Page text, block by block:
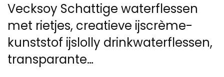
Vecksoy Schattige waterflessen
met rietjes, creatieve ijscrème-
kunststof ijslolly drinkwaterflessen,
transparante…